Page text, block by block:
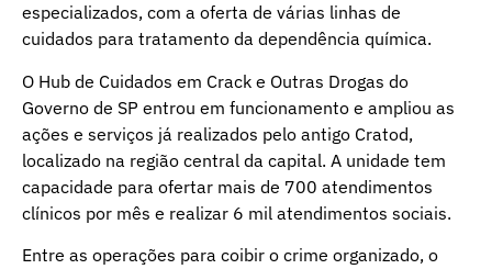
especializados, com a oferta de várias linhas de
cuidados para tratamento da dependência química.
O Hub de Cuidados em Crack e Outras Drogas do
Governo de SP entrou em funcionamento e ampliou as
ações e serviços já realizados pelo antigo Cratod,
localizado na região central da capital. A unidade tem
capacidade para ofertar mais de 700 atendimentos
clínicos por mês e realizar 6 mil atendimentos sociais.
Entre as operações para coibir o crime organizado, o